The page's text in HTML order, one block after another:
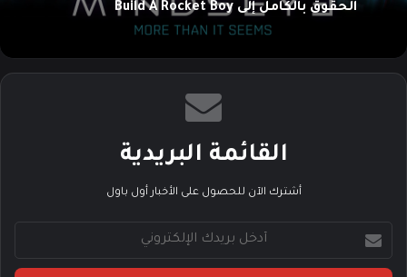
الحقوق بالكامل إلى Build A Rocket Boy
القائمة البريدية
أشترك الآن للحصول على الأخبار أول باول
خ